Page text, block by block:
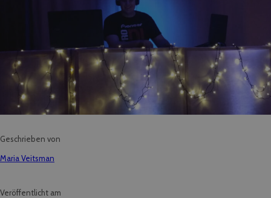
Geschrieben von
Maria Veitsman
Veröffentlicht am